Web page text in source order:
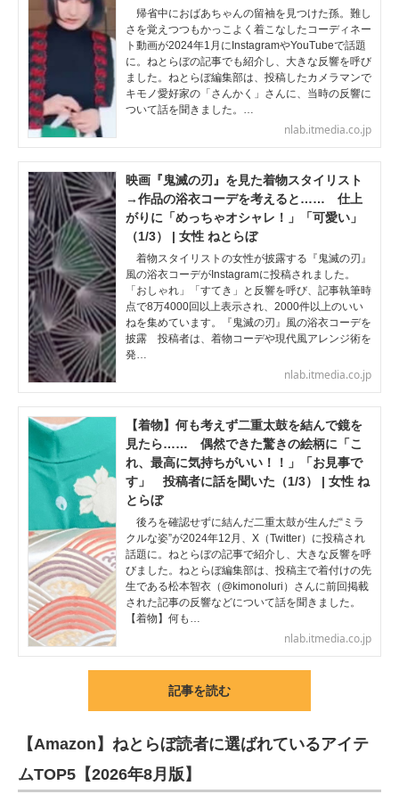
帰省中におばあちゃんの留袖を見つけた孫。難し
さを覚えつつもかっこよく着こなしたコーディネー
ト動画が2024年1月にInstagramやYouTubeで話題
に。ねとらぼの記事でも紹介し、大きな反響を呼び
ました。ねとらぼ編集部は、投稿したカメラマンで
キモノ愛好家の「さんかく」さんに、当時の反響に
ついて話を聞きました。…
nlab.itmedia.co.jp
映画『鬼滅の刃』を見た着物スタイリスト
→作品の浴衣コーデを考えると…… 仕上
がりに「めっちゃオシャレ！」「可愛い」
（1/3） | 女性 ねとらぼ
着物スタイリストの女性が披露する『鬼滅の刃』
風の浴衣コーデがInstagramに投稿されました。
「おしゃれ」「すてき」と反響を呼び、記事執筆時
点で8万4000回以上表示され、2000件以上のいい
ねを集めています。『鬼滅の刃』風の浴衣コーデを
披露 投稿者は、着物コーデや現代風アレンジ術を
発…
nlab.itmedia.co.jp
【着物】何も考えず二重太鼓を結んで鏡を
見たら…… 偶然できた驚きの絵柄に「こ
れ、最高に気持ちがいい！！」「お見事で
す」 投稿者に話を聞いた（1/3） | 女性 ね
とらぼ
後ろを確認せずに結んだ二重太鼓が生んだ“ミラ
クルな姿”が2024年12月、X（Twitter）に投稿され
話題に。ねとらぼの記事で紹介し、大きな反響を呼
びました。ねとらぼ編集部は、投稿主で着付けの先
生である松本智衣（@kimonoluri）さんに前回掲載
された記事の反響などについて話を聞きました。
【着物】何も…
nlab.itmedia.co.jp
記事を読む
【Amazon】ねとらぼ読者に選ばれているアイテ
ムTOP5【2026年8月版】